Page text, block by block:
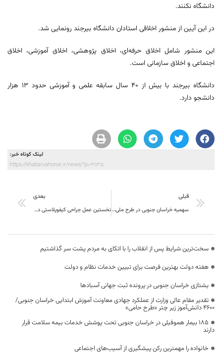
دانشگاه نکنند.
در این آیین از منشور اخلاقی استادان دانشگاه بیرجند رونمایی شد.
این منشور شامل اخلاق حرفه‌ای، اخلاق پژوهشی، اخلاق آموزشی، اخلاق
اجتماعی و اخلاق سازمانی است.
دانشگاه بیرجند با بیش از ۴۰ سال سابقه علمی و آموزشی حدود ۱۳ هزار
دانشجو دارد.
لینک کوتاه خبر:
https://khabarvahonar.ir/news/?p=31135
قبلی
سهمیه خراسان جنوبی در طرح ملی مسکن ۲ هزار و ۴۴۹ واحد است
بعدی
نخستین عمل جراحی کیفوپلاستی در خراسان جنوبی انجام شد
سخت‌ترین شرایط پس از انقلاب را با اتکای به مردم پشت سر گذاشتیم
هفته دولت بهترین فرصت برای تبیین خدمات نظام و دولت
یشتازی خراسان جنوبی در پرونده ثبت جهانی آسبادها
تقدیر مقام عالی وزارت از عملکرد جهادی معاونت آموزش ابتدایی خراسان جنوبی/
۴۶۰۰ دانش‌آموز زیر چتر «طرح حامی»
۱۸۵ بیمار هموفیلی در خراسان جنوبی تحت پوشش خدمات بیمه سلامت قرار
دارند
خانواده را مهمترین رکن پیشگیری از آسیب‌های اجتماعی